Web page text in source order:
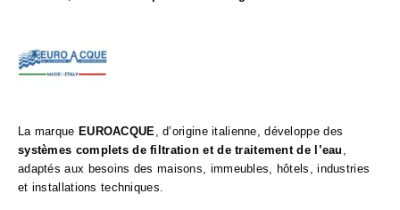
La marque EUROACQUE, d’origine italienne, développe des
systèmes complets de filtration et de traitement de l’eau ,
adaptés aux besoins des maisons, immeubles, hôtels, industries
et installations techniques.